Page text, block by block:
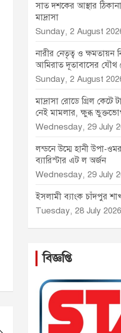
সাত দশকের আস্থার
মাদ্রাসা
Sunday, 2 August
নারীর নেতৃত্ব ও
আমিরাত দূতাবাসের যৌথ
Sunday, 2 August
মাদ্রাসা রোডে গ্রিল কেটে
নেই মামলার, ক্ষুব্ধ
Wednesday, 29 July
লন্ডনে উম্মে হানী উপা-
ব্যারিস্টার এট ল অর্জন
Wednesday, 29 July
ইসলামী ব্যাংক চাঁদপুর
Tuesday, 28 July 2026
বিজ্ঞপ্তি